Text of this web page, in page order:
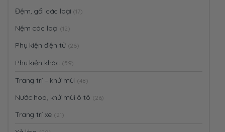
Đệm, gối các loại (17)
Nệm các loại (12)
Phụ kiện điện tử (26)
Phụ kiện khác (59)
Trang trí – khử mùi (48)
Nước hoa, khử mùi ô tô (26)
Trang trí xe (21)